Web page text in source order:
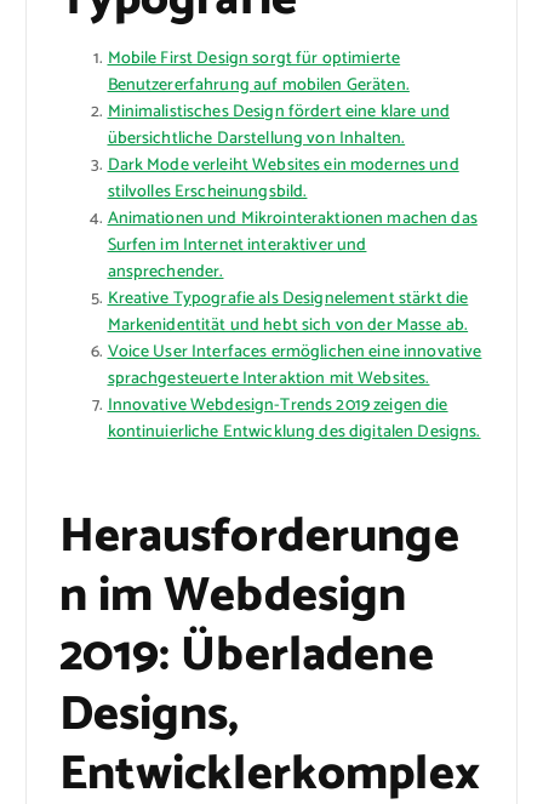
Mobile First Design sorgt für optimierte
Benutzererfahrung auf mobilen Geräten.
Minimalistisches Design fördert eine klare und
übersichtliche Darstellung von Inhalten.
Dark Mode verleiht Websites ein modernes und
stilvolles Erscheinungsbild.
Animationen und Mikrointeraktionen machen das
Surfen im Internet interaktiver und
ansprechender.
Kreative Typografie als Designelement stärkt die
Markenidentität und hebt sich von der Masse ab.
Voice User Interfaces ermöglichen eine innovative
sprachgesteuerte Interaktion mit Websites.
Innovative Webdesign-Trends 2019 zeigen die
kontinuierliche Entwicklung des digitalen Designs.
Herausforderunge
n im Webdesign
2019: Überladene
Designs,
Entwicklerkomplex